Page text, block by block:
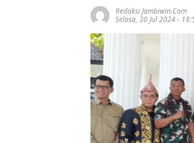
Redaksi Jambiwin.com
Selasa, 30 Jul 2024 -